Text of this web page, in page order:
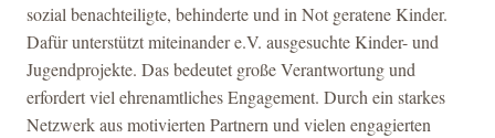
sozial benachteiligte, behinderte und in Not geratene Kinder.
Dafür unterstützt miteinander e.V. ausgesuchte Kinder- und
Jugendprojekte. Das bedeutet große Verantwortung und
erfordert viel ehrenamtliches Engagement. Durch ein starkes
Netzwerk aus motivierten Partnern und vielen engagierten